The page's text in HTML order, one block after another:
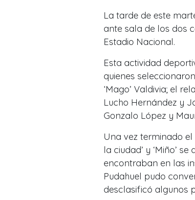
La tarde de este
ante sala de los dos
Estadio Nacional.
Esta actividad
quienes
‘Mago’ Valdivia; el
Lucho Hernández y
Gonzalo López y
Una vez terminado el
la ciudad’ y ‘Miño’
encontraban en las
Pudahuel pudo
desclasificó algunos